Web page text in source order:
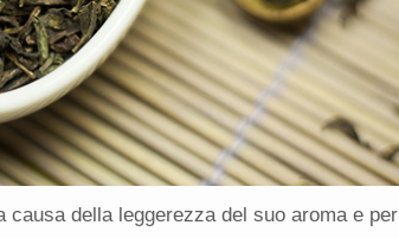
causa della leggerezza del suo aroma e per